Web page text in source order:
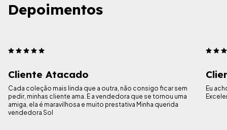
Depoimentos
Cliente Atacado
Cada coleção mais linda que a outra, não consigo ficar sem
pedir, minhas cliente ama. E a vendedora que se tornou uma
amiga, ela é maravilhosa e muito prestativa Minha querida
vendedora Sol
Eu